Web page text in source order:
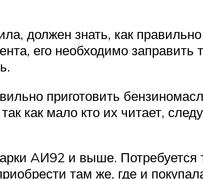
должен знать, как
его необходимо
приготовить
как мало кто их читает,
AИ92 и выше. Потребуется
там же, где и